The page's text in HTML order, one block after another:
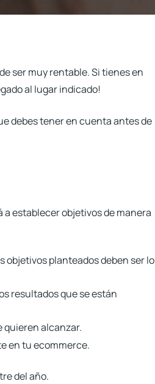
ser muy rentable. Si tienes en
al lugar indicado!
debes tener en cuenta antes de
establecer objetivos de manera
objetivos planteados deben ser lo
resultados que se están
quieren alcanzar.
en tu ecommerce.
del año.